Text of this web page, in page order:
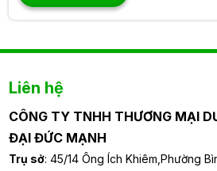
Liên hệ
CÔNG TY TNHH THƯƠNG MẠI
ĐẠI ĐỨC MẠNH
Trụ sở: 45/14 Ông Ích Khiêm,Phường